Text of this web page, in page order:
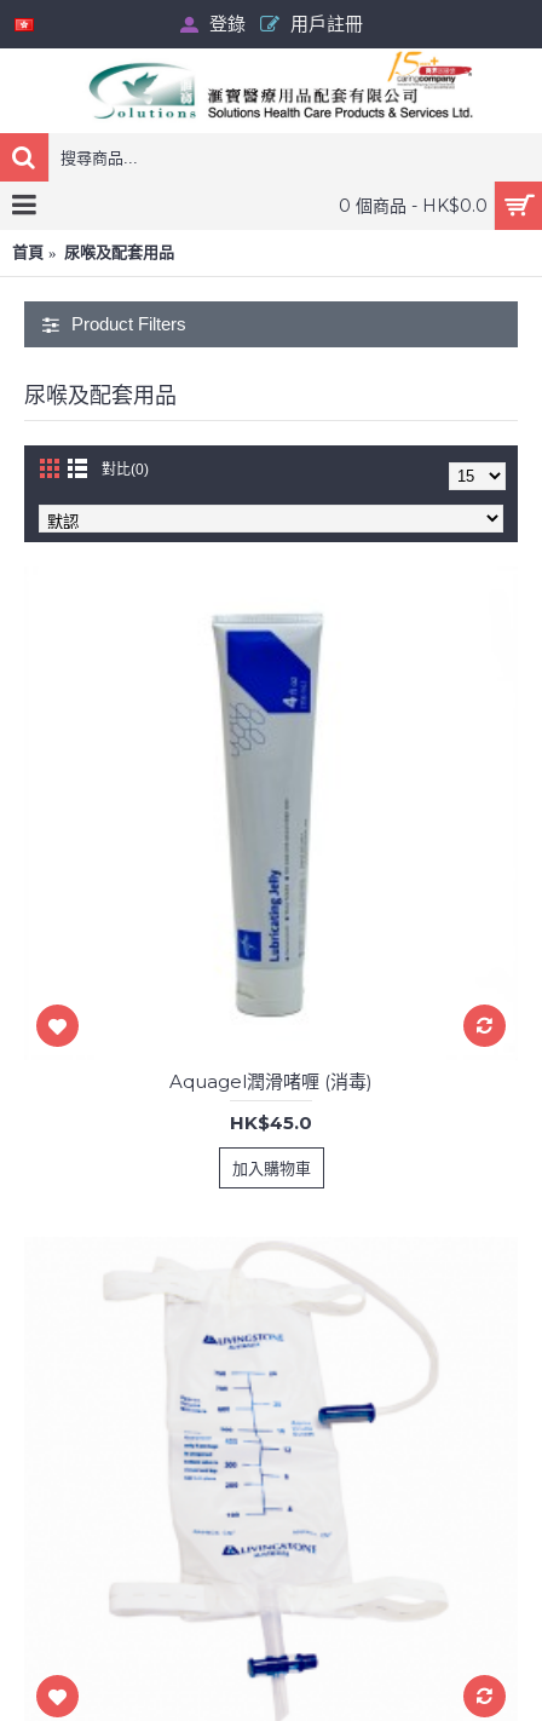
登錄 用戶註冊
0 個商品 - HK$0.0
首頁 尿喉及配套用品
Product Filters
尿喉及配套用品
對比(0)
Aquagel潤滑啫喱 (消毒)
HK$45.0
加入購物車